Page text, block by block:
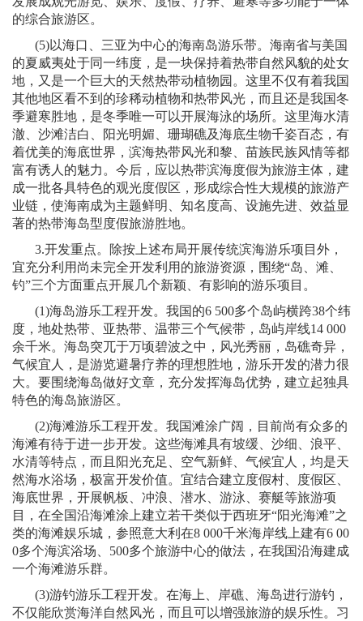
的综合旅游区。
(5)以海口、三亚为中心的海南岛游乐带。海南省与美国
的夏威夷处于同一纬度，是一块保持着热带自然风貌的处女
地，又是一个巨大的天然热带动植物园。这里不仅有着我国
其他地区看不到的珍稀动植物和热带风光，而且还是我国冬
季避寒胜地，是冬季唯一可以开展海泳的场所。这里海水清
澈、沙滩洁白、阳光明媚、珊瑚礁及海底生物千姿百态，有
着优美的海底世界，滨海热带风光和黎、苗族民族风情等都
富有诱人的魅力。今后，应以热带滨海度假为旅游主体，建
成一批各具特色的观光度假区，形成综合性大规模的旅游产
业链，使海南成为主题鲜明、知名度高、设施先进、效益显
著的热带海岛型度假旅游胜地。
3.开发重点。除按上述布局开展传统滨海游乐项目外，
宜充分利用尚未完全开发利用的旅游资源，围绕“岛、滩、
钓”三个方面重点开展几个新颖、有影响的游乐项目。
(1)海岛游乐工程开发。我国的6 500多个岛屿横跨38个纬
度，地处热带、亚热带、温带三个气候带，岛屿岸线14 000
余千米。海岛突兀于万顷碧波之中，风光秀丽，岛礁奇异，
气候宜人，是游览避暑疗养的理想胜地，游乐开发的潜力很
大。要围绕海岛做好文章，充分发挥海岛优势，建立起独具
特色的海岛旅游区。
(2)海滩游乐工程开发。我国滩涂广阔，目前尚有众多的
海滩有待于进一步开发。这些海滩具有坡缓、沙细、浪平、
水清等特点，而且阳光充足、空气新鲜、气候宜人，均是天
然海水浴场，极富开发价值。宜结合建立度假村、度假区、
海底世界，开展帆板、冲浪、潜水、游泳、赛艇等旅游项
目，在全国沿海滩涂上建立若干类似于西班牙“阳光海滩”之
类的海滩娱乐城，参照意大利在8 000千米海岸线上建有6 00
0多个海滨浴场、 500多个旅游中心的做法，在我国沿海建成
一个海滩游乐群。
(3)游钓游乐工程开发。在海上、岸礁、海岛进行游钓，
不仅能欣赏海洋自然风光，而且可以增强旅游的娱乐性。习